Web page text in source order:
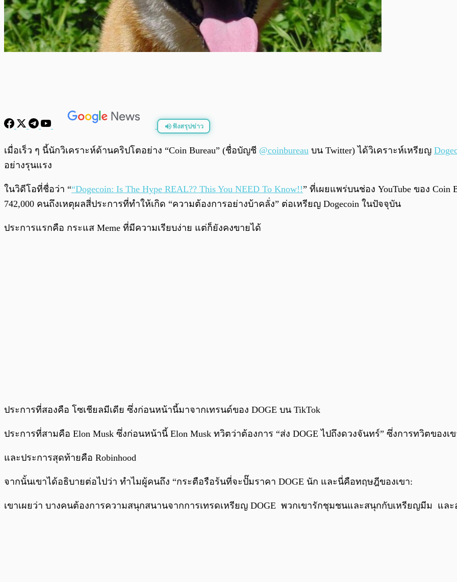
ฟังสรุปข่าว
พร้อมเล่น
เมื่อเร็ว ๆ นี้นักวิเคราะห์ด้านคริปโตอย่าง “Coin Bureau” (ชื่อบัญชี @coinbureau บน Twitter) ได้วิเคราะห์เหรียญ
อย่างรุนแรง
ในวิดีโอที่ชื่อว่า ““Dogecoin: Is The Hype REAL?? This You NEED To Know!!” ที่เผยแพร่บนช่อง YouTube ของ
742,000 คนถึงเหตุผลสี่ประการที่ทำให้เกิด “ความต้องการอย่างบ้าคลั่ง” ต่อเหรียญ Dogecoin ในปัจจุบัน
ประการแรกคือ กระแส Meme ที่มีความเรียบง่าย แต่ก็ยังคงขายได้
ประการที่สองคือ โซเชียลมีเดีย ซึ่งก่อนหน้านี้มาจากเทรนด์ของ DOGE บน TikTok
ประการที่สามคือ Elon Musk ซึ่งก่อนหน้านี้ Elon Musk ทวิตว่าต้องการ “ส่ง DOGE ไปถึงดวงจันทร์” ซึ่งการทวิตของ
และประการสุดท้ายคือ Robinhood
จากนั้นเขาได้อธิบายต่อไปว่า ทำไมผู้คนถึง “กระตือรือร้นที่จะปั๊มราคา DOGE นัก และนี่คือทฤษฎีของเขา:
เขาเผยว่า บางคนต้องการความสนุกสนานจากการเทรดเหรียญ DOGE พวกเขารักชุมชนและสนุกกับเหรียญมีม และ